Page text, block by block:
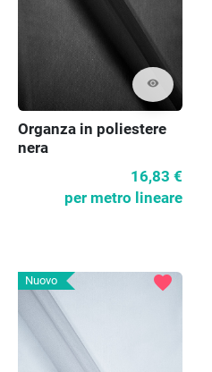
visibility
Organza in poliestere
nera
16,83 €
per metro lineare
Nuovo favorite